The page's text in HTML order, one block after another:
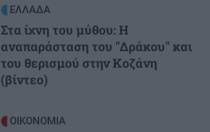
ΕΛΛΑΔΑ
Στα ίχνη του μύθου: Η
αναπαράσταση του "Δράκου" και
του θερισμού στην Κοζάνη
(βίντεο)
ΟΙΚΟΝΟΜΙΑ